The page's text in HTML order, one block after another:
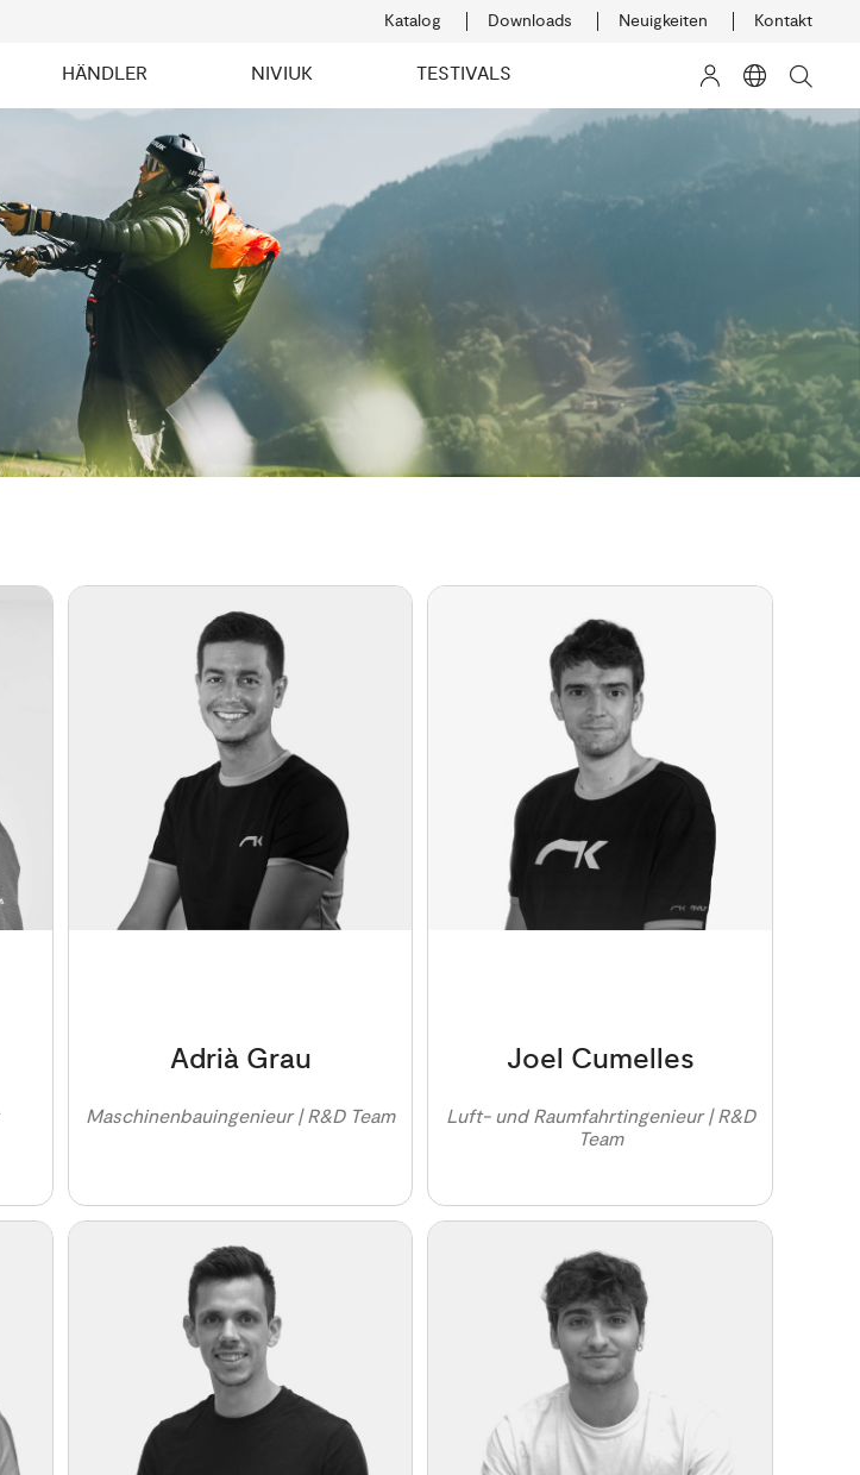
Katalog Downloads Neuigkeiten Kontakt
HÄNDLER NIVIUK TESTIVALS
Adrià Grau
Maschinenbauingenieur | R&D Team
Joel Cumelles
Luft- und Raumfahrtingenieur | R&D
Team